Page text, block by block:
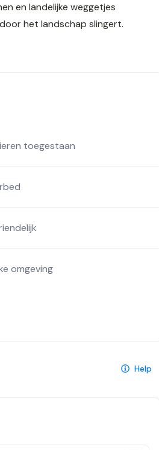
en landelijke weggetjes
het landschap slingert.
toegestaan
omgeving
Help